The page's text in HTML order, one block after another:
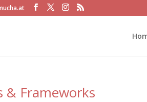
& Frameworks